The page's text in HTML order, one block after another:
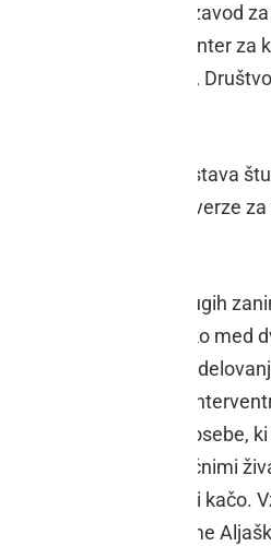
Ormož, Javni zavod
dom Ormož, Center
Šola zdravja Ormož,
je bila na voljo tudi razstava
ter programov Univerze
je devet delavnic in drugih
Ormož. Izbirali so lahko
Gimnazije Ormož,
Seznanili so se z
postopkom oživljanja osebe,
delavnico z eksotičnimi
in si okoli vratu nadeli
psa pasme